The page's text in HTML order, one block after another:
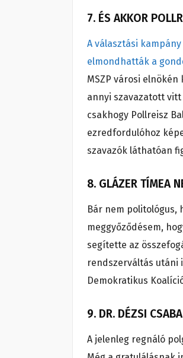
7. ÉS AKKOR
A választási
elmondhatták a
MSZP városi
annyi szavazatott vitt
csakhogy Pollreisz
ezredfordulóhoz
szavazók láthatóan
8. GLÁZER TÍMEA
Bár nem politológus,
meggyőződésem,
segítette az
rendszerváltás utáni
Demokratikus
9. DR. DÉZSI
A jelenleg regnáló